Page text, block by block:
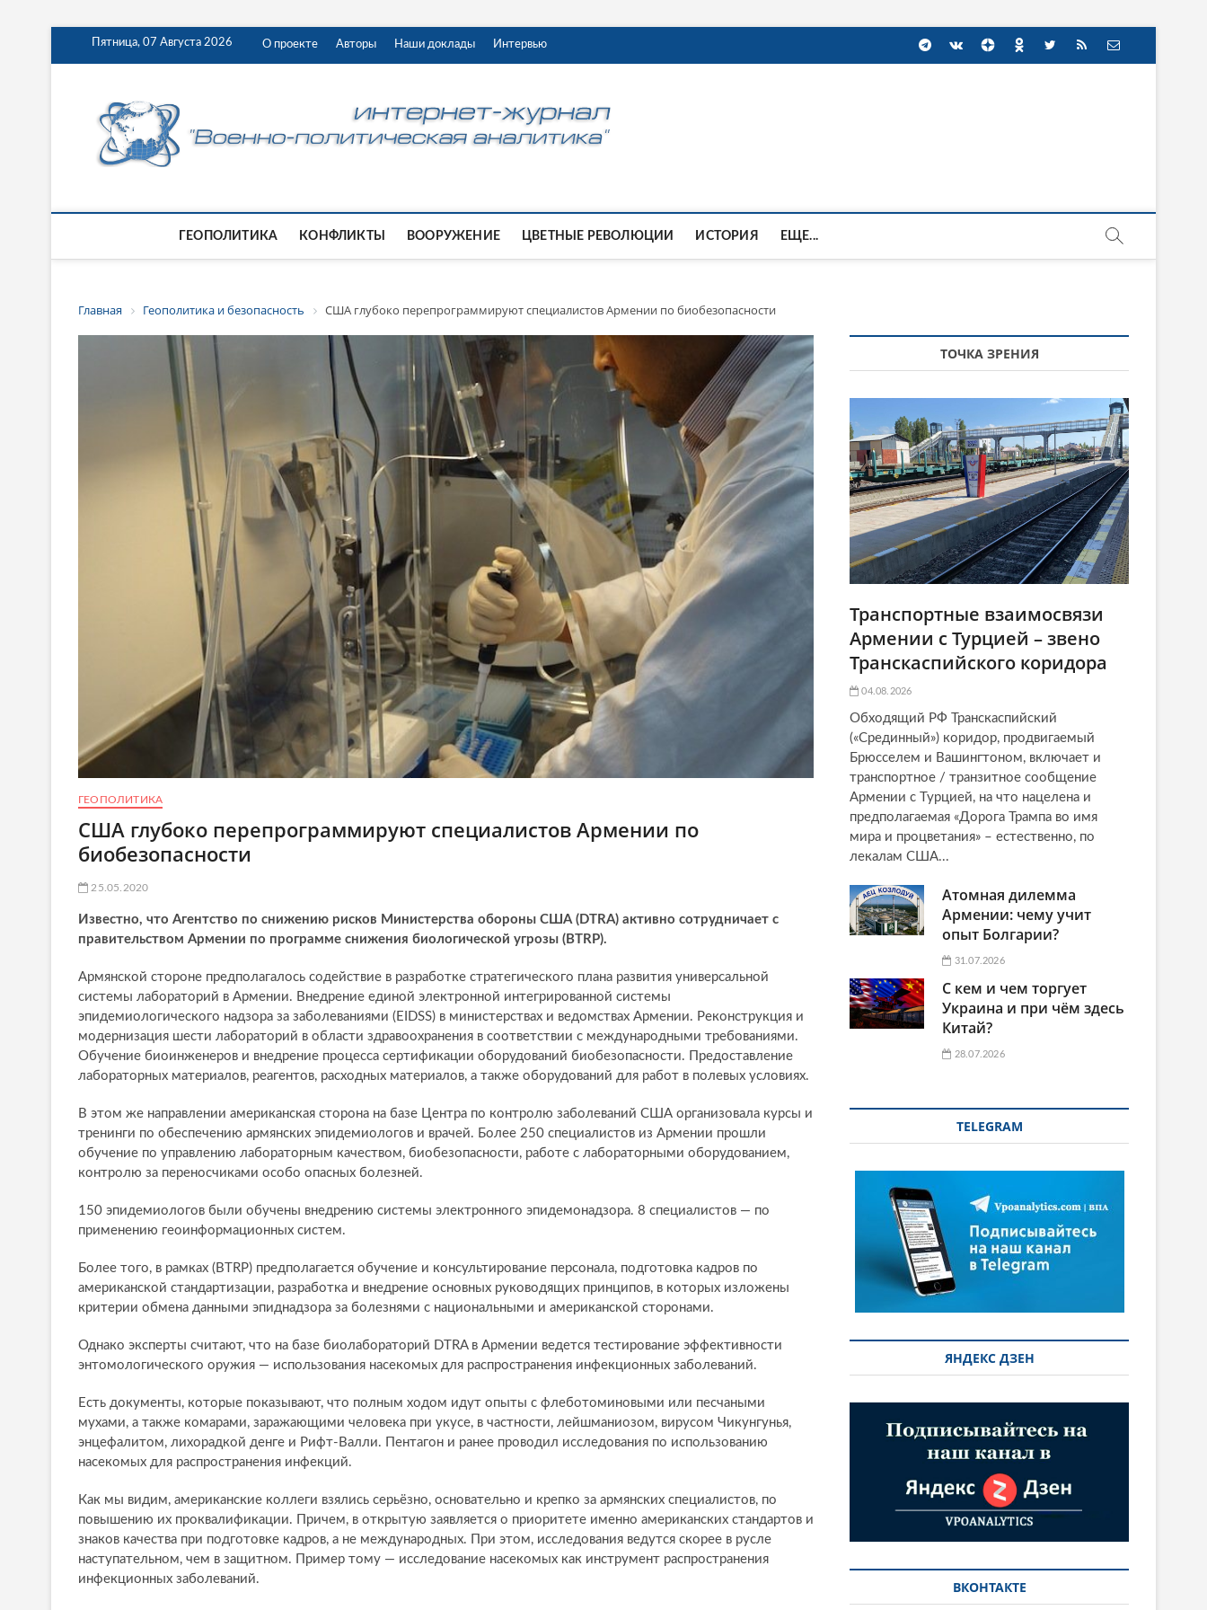
Пятница, 07 Августа 2026 О проекте Авторы Наши доклады Интервью
ГЕОПОЛИТИКА КОНФЛИКТЫ ВООРУЖЕНИЕ ЦВЕТНЫЕ РЕВОЛЮЦИИ ИСТОРИЯ ЕЩЕ...
Главная Геополитика и безопасность США глубоко перепрограммируют специалистов Армении по биобезопасности
ГЕОПОЛИТИКА
США глубоко перепрограммируют специалистов Армении по
биобезопасности
25.05.2020
Известно, что Агентство по снижению рисков Министерства обороны США (DTRA) активно сотрудничает с
правительством Армении по программе снижения биологической угрозы (BTRP).
Армянской стороне предполагалось содействие в разработке стратегического плана развития универсальной
системы лабораторий в Армении. Внедрение единой электронной интегрированной системы
эпидемиологического надзора за заболеваниями (EIDSS) в министерствах и ведомствах Армении. Реконструкция и
модернизация шести лабораторий в области здравоохранения в соответствии с международными требованиями.
Обучение биоинженеров и внедрение процесса сертификации оборудований биобезопасности. Предоставление
лабораторных материалов, реагентов, расходных материалов, а также оборудований для работ в полевых условиях.
В этом же направлении американская сторона на базе Центра по контролю заболеваний США организовала курсы и
тренинги по обеспечению армянских эпидемиологов и врачей. Более 250 специалистов из Армении прошли
обучение по управлению лабораторным качеством, биобезопасности, работе с лабораторными оборудованием,
контролю за переносчиками особо опасных болезней.
150 эпидемиологов были обучены внедрению системы электронного эпидемонадзора. 8 специалистов — по
применению геоинформационных систем.
Более того, в рамках (BTRP) предполагается обучение и консультирование персонала, подготовка кадров по
американской стандартизации, разработка и внедрение основных руководящих принципов, в которых изложены
критерии обмена данными эпиднадзора за болезнями с национальными и американской сторонами.
Однако эксперты считают, что на базе биолабораторий DTRA в Армении ведется тестирование эффективности
энтомологического оружия — использования насекомых для распространения инфекционных заболеваний.
Есть документы, которые показывают, что полным ходом идут опыты с флеботоминовыми или песчаными
мухами, а также комарами, заражающими человека при укусе, в частности, лейшманиозом, вирусом Чикунгунья,
энцефалитом, лихорадкой денге и Рифт-Валли. Пентагон и ранее проводил исследования по использованию
насекомых для распространения инфекций.
Как мы видим, американские коллеги взялись серьёзно, основательно и крепко за армянских специалистов, по
повышению их проквалификации. Причем, в открытую заявляется о приоритете именно американских стандартов и
знаков качества при подготовке кадров, а не международных. При этом, исследования ведутся скорее в русле
наступательном, чем в защитном. Пример тому — исследование насекомых как инструмент распространения
инфекционных заболеваний.
ТОЧКА ЗРЕНИЯ
Транспортные взаимосвязи
Армении с Турцией – звено
Транскаспийского коридора
04.08.2026
Обходящий РФ Транскаспийский
(«Срединный») коридор, продвигаемый
Брюсселем и Вашингтоном, включает и
транспортное / транзитное сообщение
Армении с Турцией, на что нацелена и
предполагаемая «Дорога Трампа во имя
мира и процветания» – естественно, по
лекалам США...
Атомная дилемма
Армении: чему учит
опыт Болгарии?
31.07.2026
С кем и чем торгует
Украина и при чём здесь
Китай?
28.07.2026
TELEGRAM
ЯНДЕКС ДЗЕН
ВКОНТАКТЕ